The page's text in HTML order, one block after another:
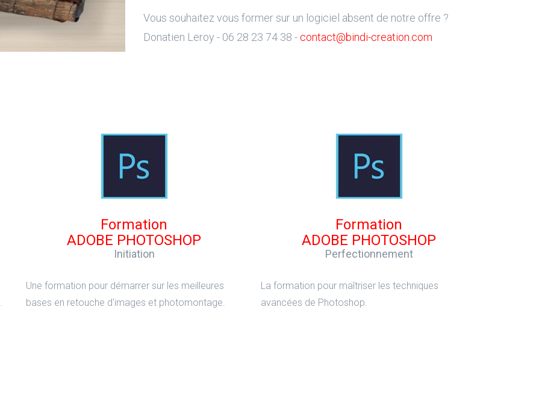
Vous souhaitez vous former sur un logiciel absent de notre offre ?
Donatien Leroy - 06 28 23 74 38 - contact@bindi-creation.com
Formation
ADOBE PHOTOSHOP
Initiation
Une formation pour démarrer sur les meilleures
bases en retouche d'images et photomontage.
Formation
ADOBE PHOTOSHOP
Perfectionnement
La formation pour maîtriser les techniques
avancées de Photoshop.